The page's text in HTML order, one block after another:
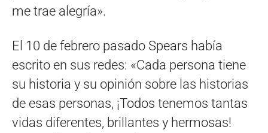
me trae alegría».
El 10 de febrero pasado Spears había
escrito en sus redes: «Cada persona tiene
su historia y su opinión sobre las historias
de esas personas, ¡Todos tenemos tantas
vidas diferentes, brillantes y hermosas!